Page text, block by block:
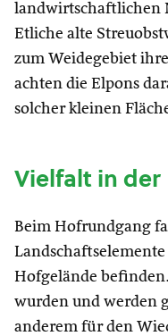
landwirtschaftlichen
Etliche alte
zum Weidegebiet
achten die Elpons
solcher kleinen
Vielfalt in
Beim Hofrundgang
Hofgelände
wurden und werden
anderem für den